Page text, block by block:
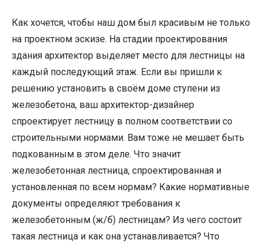
Как хочется, чтобы наш дом был красивым не только
на проектном эскизе. На стадии проектирования
здания архитектор выделяет место для лестницы на
каждый последующий этаж. Если вы пришли к
решению установить в своём доме ступени из
железобетона, ваш архитектор-дизайнер
спроектирует лестницу в полном соответствии со
строительными нормами. Вам тоже не мешает быть
подкованным в этом деле. Что значит
железобетонная лестница, спроектированная и
установленная по всем нормам? Какие нормативные
документы определяют требования к
железобетонным (ж/б) лестницам? Из чего состоит
такая лестница и как она устанавливается? Что